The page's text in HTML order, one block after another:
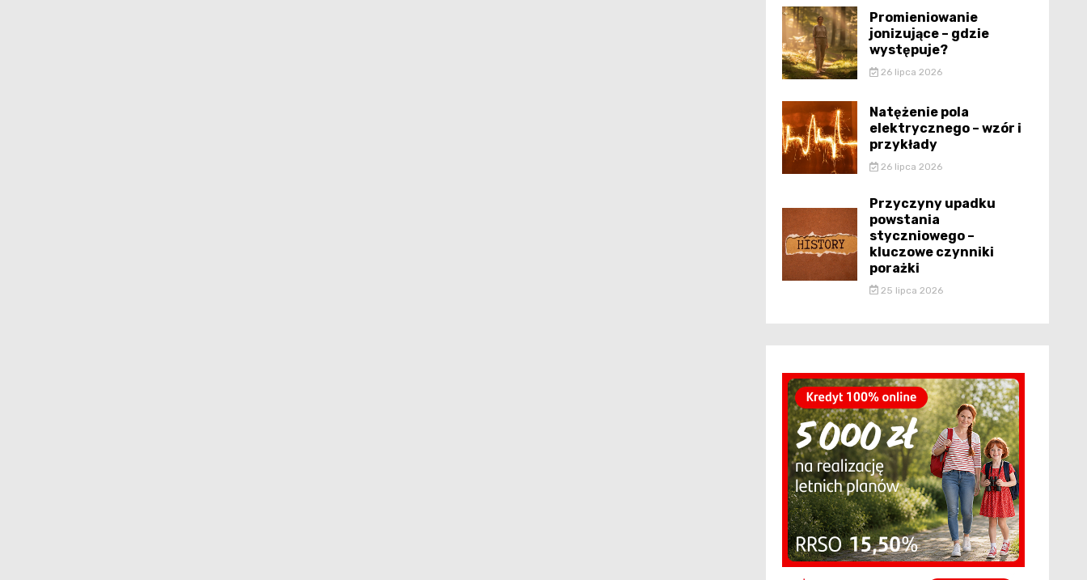
Promieniowanie
jonizujące – gdzie
występuje?
26 lipca 2026
Natężenie pola
elektrycznego – wzór i
przykłady
26 lipca 2026
Przyczyny upadku
powstania
styczniowego –
kluczowe czynniki
porażki
25 lipca 2026